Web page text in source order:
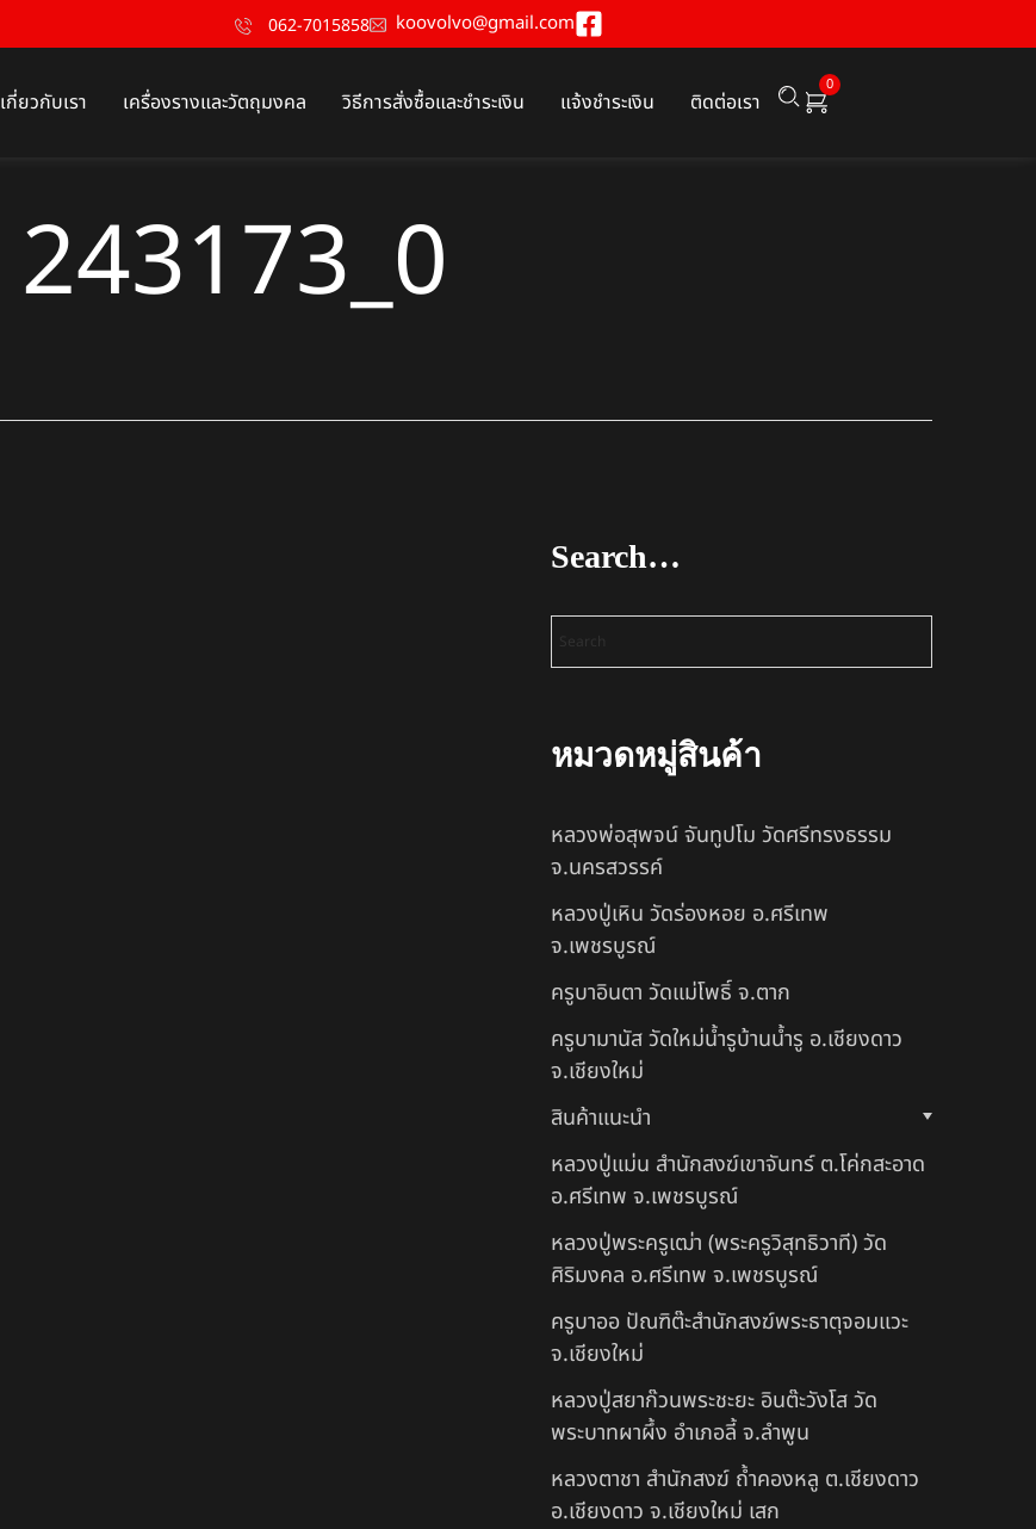
062-7015858 koovolvo@gmail.com
เกี่ยวกับเรา เครื่องรางและวัตถุมงคล วิธีการสั่งซื้อและชำระเงิน แจ้งชำระเงิน ติดต่อเรา
0
243173_0
Search…
หมวดหมู่สินค้า
หลวงพ่อสุพจน์ จันทูปโม วัดศรีทรงธรรม
จ.นครสวรรค์
หลวงปู่เหิน วัดร่องหอย อ.ศรีเทพ
จ.เพชรบูรณ์
ครูบาอินตา วัดแม่โพธิ์ จ.ตาก
ครูบามานัส วัดใหม่น้ำรูบ้านน้ำรู อ.เชียงดาว
จ.เชียงใหม่
สินค้าแนะนำ
หลวงปู่แม่น สำนักสงฆ์เขาจันทร์ ต.โค่กสะอาด
อ.ศรีเทพ จ.เพชรบูรณ์
หลวงปู่พระครูเฒ่า (พระครูวิสุทธิวาที) วัด
ศิริมงคล อ.ศรีเทพ จ.เพชรบูรณ์
ครูบาออ ปัณฑิต๊ะสำนักสงฆ์พระธาตุจอมแวะ
จ.เชียงใหม่
หลวงปู่สยาก๊วนพระชะยะ อินต๊ะวังโส วัด
พระบาทผาผึ้ง อำเภอลี้ จ.ลำพูน
หลวงตาชา สำนักสงฆ์ ถ้ำคองหลู ต.เชียงดาว
อ.เชียงดาว จ.เชียงใหม่ เสก